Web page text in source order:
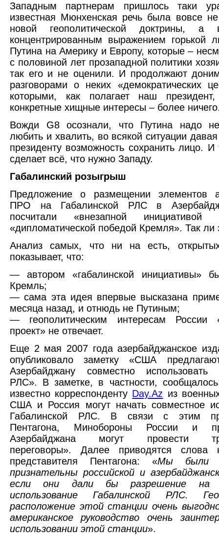
Западным партнерам пришлось таки
известная Мюнхенская речь была вовсе
новой геополитической доктрины, а
концентрированным выражением горькой
Путина на Америку и Европу, которые –
с половиной лет прозападной политики
так его и не оценили. И продолжают
разговорами о неких «демократических
которыми, как полагает наш президент,
конкретные хищные интересы – более
Вожди G8 осознали, что Путина надо
любить и хвалить, во всякой ситуации
президенту возможность сохранить лицо. И
сделает всё, что нужно Западу.
Габалинский розыгрыш
Предложение о размещении элементов
ПРО на Габалинской РЛС в
посчитали «внезапной
«дипломатической победой Кремля». Так ли
Анализ самых, что ни на есть, открытых
показывает, что:
— автором «габалинской инициативы»
Кремль;
— сама эта идея впервые высказана
месяца назад, и отнюдь не Путиным;
— геополитическим интересам России
проект» не отвечает.
Еще 2 мая 2007 года азербайджанское
опубликовало заметку «США
Азербайджану совместно использовать
РЛС». В заметке, в частности,
известно корреспонденту Day.Az из
США и Россия могут начать совместное
Габалинской РЛС. В связи с этим
Пентагона, Минобороны России и
Азербайджана могут провести
переговоры». Далее приводятся слова
представителя Пентагона: «Мы были
признательны российской и
если они дали бы разрешение на
использование Габалинской РЛС.
расположение этой станции очень
американское руководство очень
использовании этой станции».